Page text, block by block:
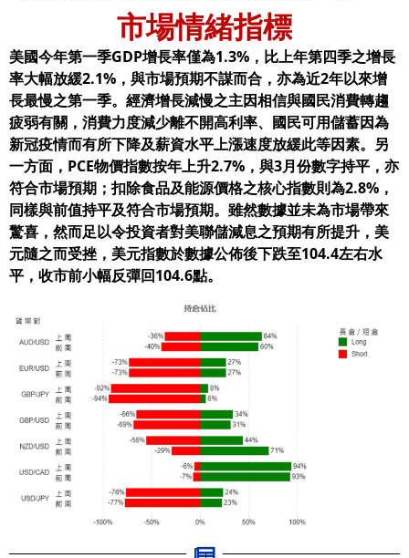
市場情緒指標
美國今年第一季GDP增長率僅為1.3%，比上年第四季之增長
率大幅放緩2.1%，與市場預期不謀而合，亦為近2年以來增
長最慢之第一季。經濟增長減慢之主因相信與國民消費轉趨
疲弱有關，消費力度減少離不開高利率、國民可用儲蓄因為
新冠疫情而有所下降及薪資水平上漲速度放緩此等因素。另
一方面，PCE物價指數按年上升2.7%，與3月份數字持平，亦
符合市場預期；扣除食品及能源價格之核心指數則為2.8%，
同樣與前值持平及符合市場預期。雖然數據並未為市場帶來
驚喜，然而足以令投資者對美聯儲減息之預期有所提升，美
元隨之而受挫，美元指數於數據公佈後下跌至104.4左右水
平，收市前小幅反彈回104.6點。